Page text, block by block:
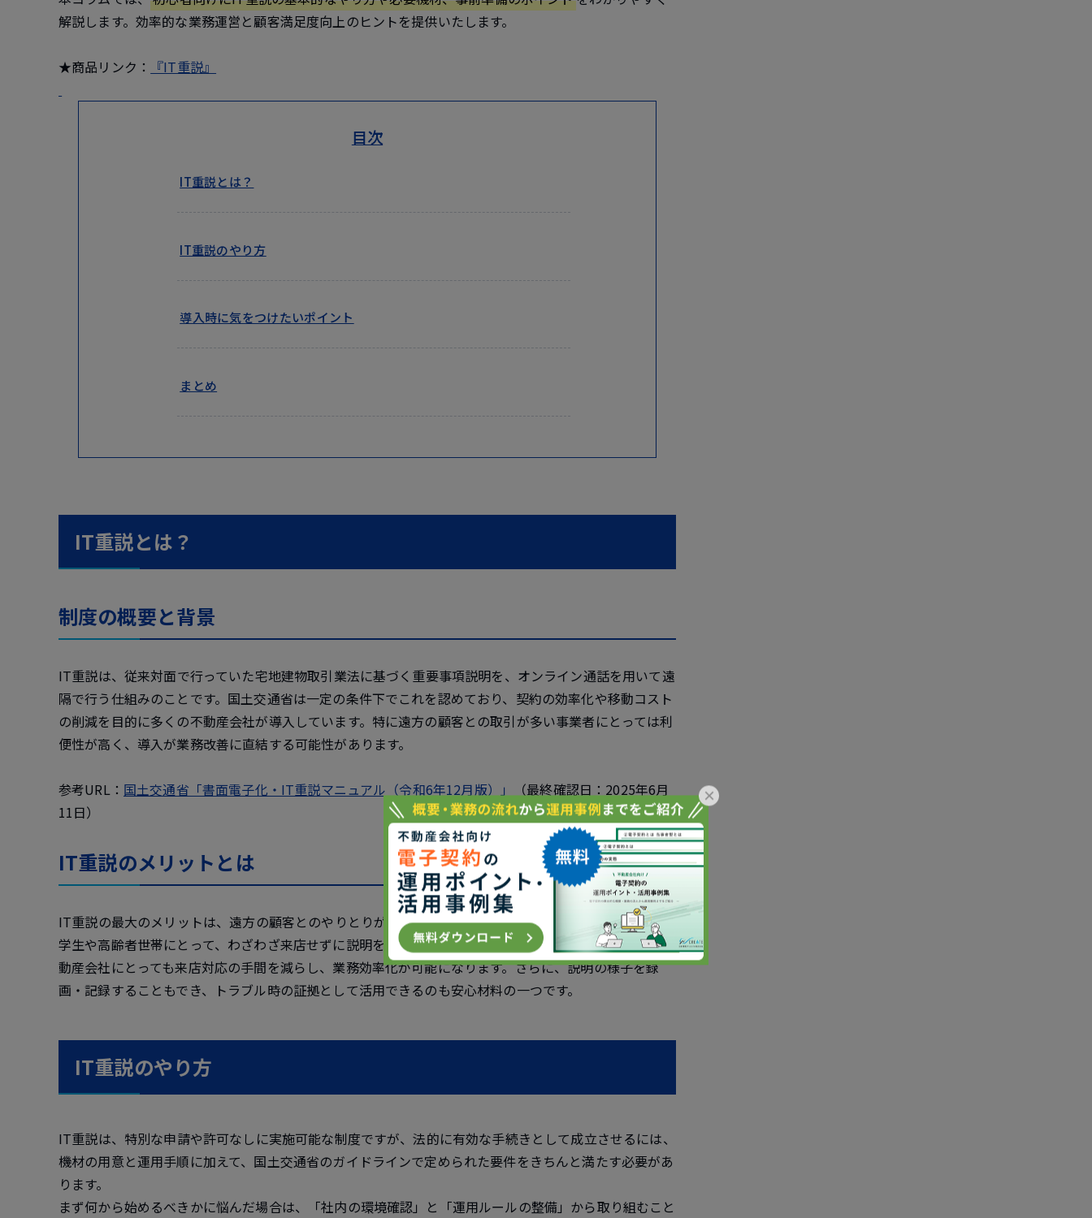
解説します。効率的な業務運営と顧客満足度向上のヒントを提供いたします。
★商品リンク： 『IT重説』
目次
IT重説とは？
IT重説のやり方
導入時に気をつけたいポイント
まとめ
IT重説とは？
制度の概要と背景
IT重説は、従来対面で行っていた宅地建物取引業法に基づく重要事項説明を、オンライン通話を用いて遠
隔で行う仕組みのことです。国土交通省は一定の条件下でこれを認めており、契約の効率化や移動コスト
の削減を目的に多くの不動産会社が導入しています。特に遠方の顧客との取引が多い事業者にとっては利
便性が高く、導入が業務改善に直結する可能性があります。
参考URL： 国土交通省「書面電子化・IT重説マニュアル（令和6年12月版）」
（最終確認日：2025年6月
11日）
IT重説のメリットとは
IT重説の最大のメリットは、遠方の顧客とのやりとりがスムーズに行える点です。たとえば地方に住む大
学生や高齢者世帯にとって、わざわざ来店せずに説明を受けられるのは大きな利点となります。また、不
動産会社にとっても来店対応の手間を減らし、業務効率化が可能になります。さらに、説明の様子を録
画・記録することもでき、トラブル時の証拠として活用できるのも安心材料の一つです。
IT重説のやり方
IT重説は、特別な申請や許可なしに実施可能な制度ですが、法的に有効な手続きとして成立させるには、
機材の用意と運用手順に加えて、国土交通省のガイドラインで定められた要件をきちんと満たす必要があ
ります。
まず何から始めるべきかに悩んだ場合は、「社内の環境確認」と「運用ルールの整備」から取り組むこと
×